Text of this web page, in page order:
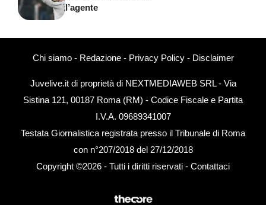
l’agente
Chi siamo- Redazione- Privacy Policy- Disclaimer
Juvelive.it di proprietà di NEXTMEDIAWEB SRL - Via
Sistina 121, 00187 Roma (RM) - Codice Fiscale e Partita
I.V.A. 09689341007
Testata Giornalistica registrata presso il Tribunale di Roma
con n°207/2018 del 27/12/2018
Copyright ©2026 - Tutti i diritti riservati - Contattaci